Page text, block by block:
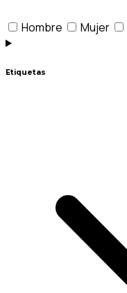
Hombre Mujer
Etiquetas